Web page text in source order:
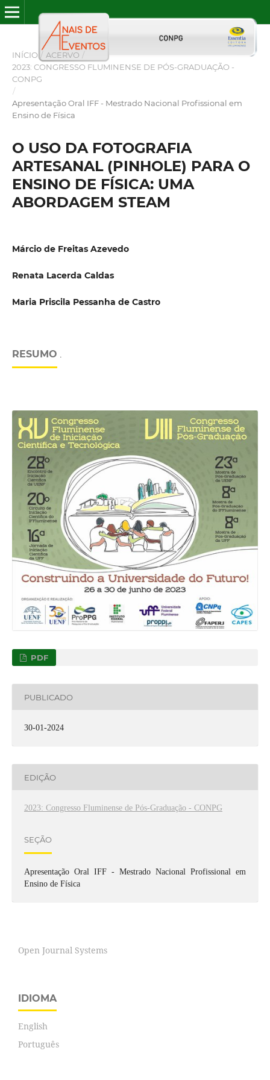
INÍCIO / ACERVO /
2023: CONGRESSO FLUMINENSE DE PÓS-GRADUAÇÃO -
CONPG
/
Apresentação Oral IFF - Mestrado Nacional Profissional em
Ensino de Física
O USO DA FOTOGRAFIA
ARTESANAL (PINHOLE) PARA O
ENSINO DE FÍSICA: UMA
ABORDAGEM STEAM
Márcio de Freitas Azevedo
Renata Lacerda Caldas
Maria Priscila Pessanha de Castro
RESUMO .
PDF
PUBLICADO
30-01-2024
EDIÇÃO
2023: Congresso Fluminense de Pós-Graduação - CONPG
SEÇÃO
Apresentação Oral IFF - Mestrado Nacional Profissional em
Ensino de Física
Open Journal Systems
IDIOMA
English
Português